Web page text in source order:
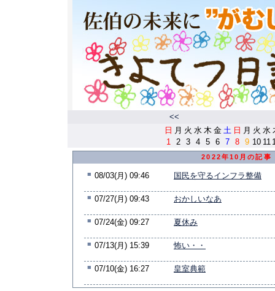
<<
日 月 火 水 木 金 土 日 月 火 水
1
2 3 4 5 6 7 8 9 10 11
2022年10月の記事
■ 08/03(月) 09:46 国民を守るインフラ整備
■ 07/27(月) 09:43 おかしいなあ
■ 07/24(金) 09:27 夏休み
■ 07/13(月) 15:39 怖い・・
■ 07/10(金) 16:27 皇室典範